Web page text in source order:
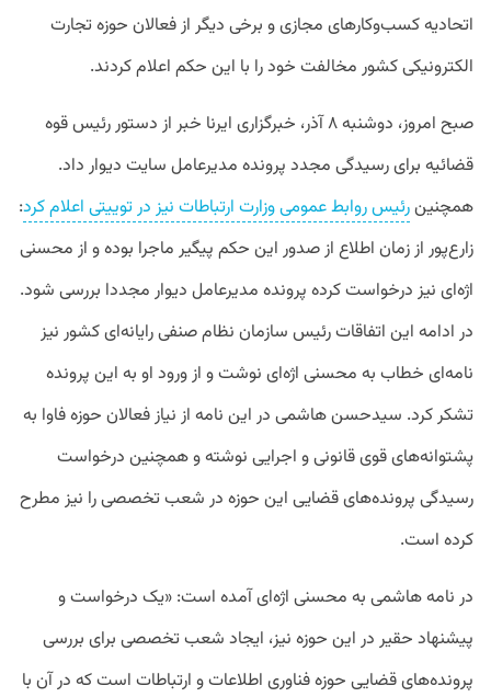
اتحادیه کسب‌وکارهای مجازی و برخی دیگر از فعالان حوزه تجارت
الکترونیکی کشور مخالفت خود را با این حکم اعلام کردند.
صبح امروز، دوشنبه ۸ آذر، خبرگزاری ایرنا خبر از دستور رئیس قوه
قضائیه برای رسیدگی مجدد پرونده مدیرعامل سایت دیوار داد.
همچنینرئیس روابط عمومی وزارت ارتباطات نیز در توییتی اعلام کرد:
زارع‌پور از زمان اطلاع از صدور این حکم پیگیر ماجرا بوده و از محسنی‌
اژه‌ای نیز درخواست کرده پرونده مدیرعامل دیوار مجددا بررسی شود.
در ادامه این اتفاقات رئیس سازمان نظام صنفی رایانه‌ای کشور نیز
نامه‌ای خطاب به محسنی‌ اژه‌ای نوشت و از ورود او به این پرونده
تشکر کرد. سیدحسن هاشمی در این نامه از نیاز فعالان حوزه فاوا به
پشتوانه‌های قوی قانونی و اجرایی نوشته و همچنین درخواست
رسیدگی پرونده‌های قضایی این حوزه در شعب تخصصی را نیز مطرح
کرده است.
در نامه هاشمی به محسنی اژه‌ای آمده است: «یک درخواست و
پیشنهاد حقیر در این حوزه نیز، ایجاد شعب تخصصی برای بررسی
پرونده‌های قضایی حوزه فناوری اطلاعات و ارتباطات است که در آن با